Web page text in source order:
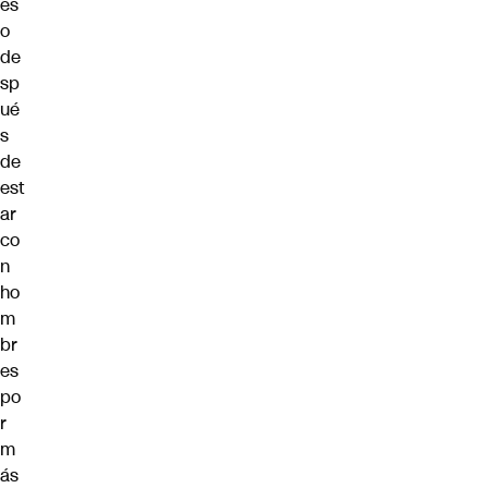
es
o
de
sp
ué
s
de
est
ar
co
n
ho
m
br
es
po
r
m
ás